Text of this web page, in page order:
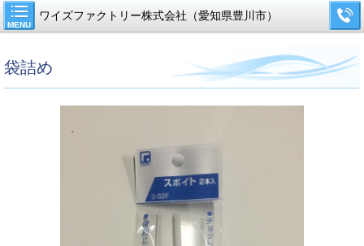
MENU
ワイズファクトリー株式会社（愛知県豊川市）
袋詰め